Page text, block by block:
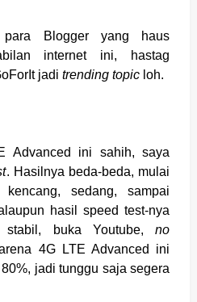
para Blogger yang haus
internet ini, hastag
jadi trending topicloh.
Advanced ini sahih, saya
. Hasilnya beda-beda, mulai
sedang, sampai
hasil speed test-nya
stabil, buka Youtube,no
4G LTE Advanced ini
jadi tunggu saja segera